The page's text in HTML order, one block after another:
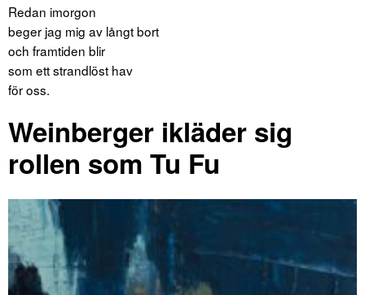
Redan imorgon
beger jag mig av långt bort
och framtiden blir
som ett strandlöst hav
för oss.
Weinberger ikläder sig
rollen som Tu Fu